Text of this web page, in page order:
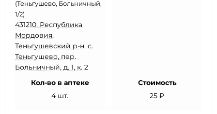
(Теньгушево, Больничный,
1/2)
431210, Республика
Мордовия,
Теньгушевский р-н, с.
Теньгушево, пер.
Больничный, д. 1, к. 2
Кол-во в аптеке
4 шт.
Стоимость
25 ₽